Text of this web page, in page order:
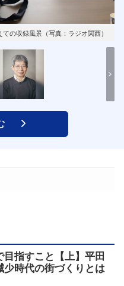
の収録風景（写真：ラジオ関西）
指すこと【上】平田
時代の街づくりとは